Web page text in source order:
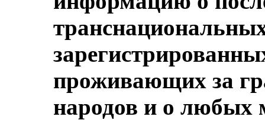
проживающих за
народов и о любых